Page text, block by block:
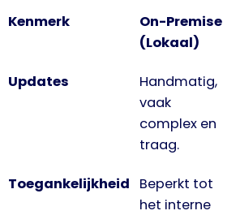
Kenmerk
On-Premise
(Lokaal)
Updates
Handmatig,
vaak
complex en
traag.
Toegankelijkheid
Beperkt tot
het interne